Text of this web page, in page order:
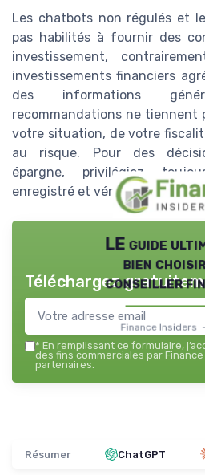
Les chatbots non régulés et
pas habilités à fournir des
investissement,
investissements financiers
des informations
recommandations ne tiennent
votre situation, de votre
au risque. Pour des
épargne, privilégiez
enregistré et vérifiable sur les
LE guide
bien
conseiller
Finance Insiders
Téléchargez
* En remplissant ce formulaire,
des fins commerciales par
partenaires.
Résumer ChatGPT